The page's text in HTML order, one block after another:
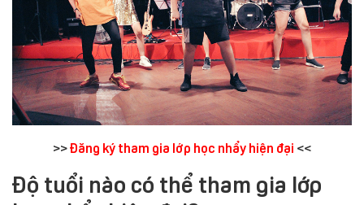
>>Đăng ký tham gia lớp học nhẩy hiện đại <<
Độ tuổi nào có thể tham gia lớp